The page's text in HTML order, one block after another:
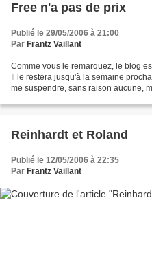
Free n'a pas de prix
Publié le 29/05/2006 à 21:00
Par Frantz Vaillant
Comme vous le remarquez, le blog
Il le restera jusqu'à la semaine
me suspendre, sans raison aucune,
Reinhardt et Roland
Publié le 12/05/2006 à 22:35
Par Frantz Vaillant